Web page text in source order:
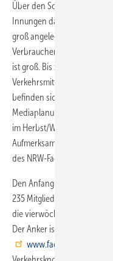
Über den Sommer hinweg
Innungen dazu aufgerufen,
groß angelegten
Verbraucherkampagne zu
ist groß. Bis zum heutigen
Verkehrsmittelwerbung fest
befinden sich derzeit im
Mediaplanung. Die beiden
im Herbst/Winter 2017 in
Aufmerksamkeit sorgen“,
des NRW-Fachverbandes.
Den Anfang macht die
235 Mitgliedsbetriebe und
die vierwöchige Plakat- und
Der Anker ist die
www.fachbetrieb-